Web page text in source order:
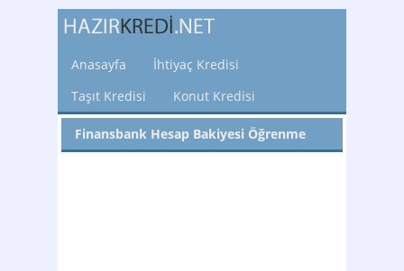
Anasayfa
İhtiyaç Kredisi
Taşıt Kredisi
Konut Kredisi
Finansbank Hesap Bakiyesi Öğrenme